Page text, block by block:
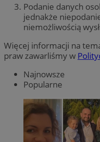
Podanie danych
jednakże
niemożliwością
Więcej informacji na
praw zawarliśmy w
Najnowsze
Popularne